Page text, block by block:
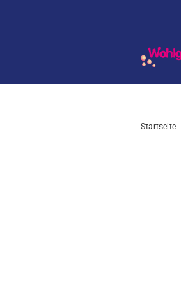
Startseite